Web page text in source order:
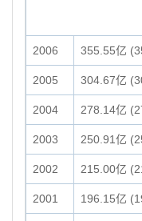
2006 355.55亿
2005 304.67亿
2004 278.14亿
2003 250.91亿
2002 215.00亿
2001 196.15亿